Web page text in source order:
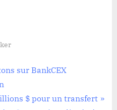
sur BankCEX
$ pour un transfert